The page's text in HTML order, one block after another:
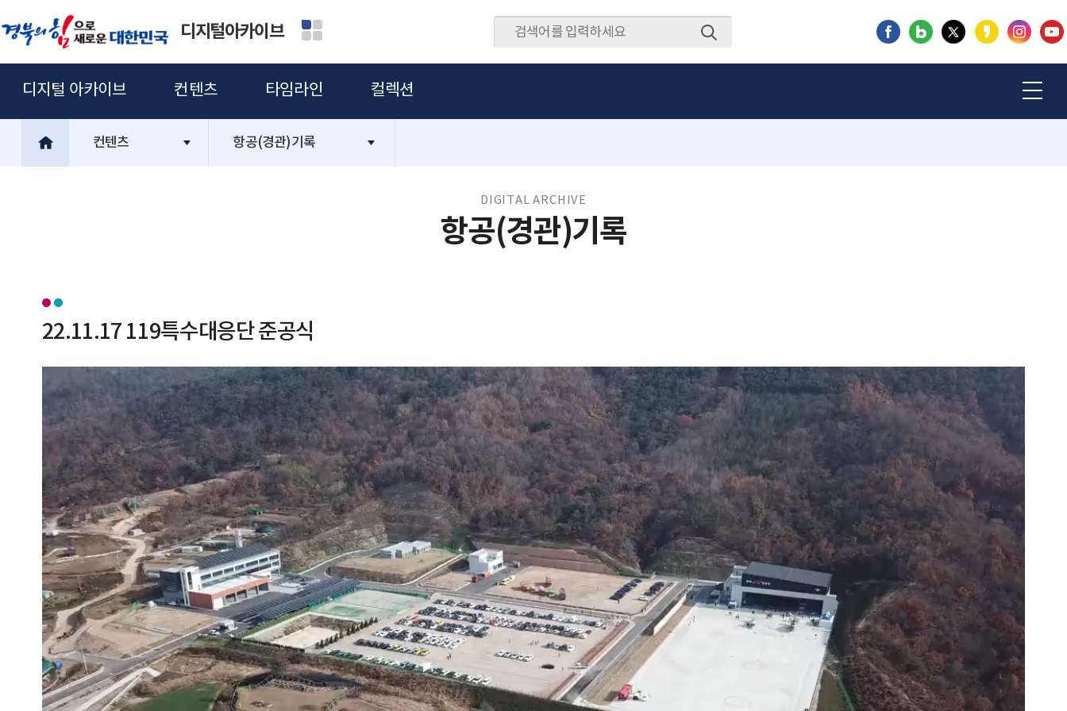
디지털아카이브
디지털 아카이브 컨텐츠 타임라인 컬렉션
컨텐츠 항공(경관)기록
DIGITAL ARCHIVE
항공(경관)기록
22.11.17 119특수대응단 준공식